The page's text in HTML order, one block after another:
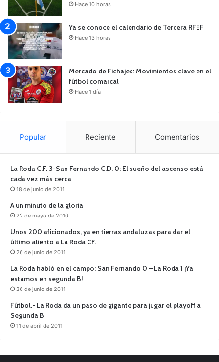
Hace 10 horas
Ya se conoce el calendario de Tercera RFEF
Hace 13 horas
Mercado de Fichajes: Movimientos clave en el
fútbol comarcal
Hace 1 día
Popular Reciente Comentarios
La Roda C.F. 3-San Fernando C.D. 0: El sueño del ascenso está
cada vez más cerca
18 de junio de 2011
A un minuto de la gloria
22 de mayo de 2010
Unos 200 aficionados, ya en tierras andaluzas para dar el
último aliento a La Roda CF.
26 de junio de 2011
La Roda habló en el campo: San Fernando 0 – La Roda 1 ¡Ya
estamos en segunda B!
26 de junio de 2011
Fútbol.- La Roda da un paso de gigante para jugar el playoff a
Segunda B
11 de abril de 2011